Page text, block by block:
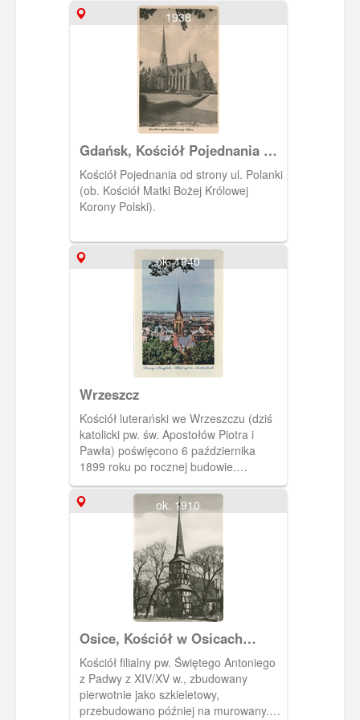
budynek gospody L. Lubatza. W części
dolnej, neobarokowy kościół w trakcie
budowy. Zaprojektował go architekt
Franz Kunst. Poświęcony został 3
sierpnia 1913 roku. Świątynia pod
wezwaniem Najświętszego Serca Pana
Jezusa jest siedzibą parafii. Na ostatnim
zdjęciu widzimy dom towarowy Johanna
Szczygelskiego.
1938
Gdańsk, Kościół Pojednania w
Oliwie
Kościół Pojednania od strony ul. Polanki
(ob. Kościół Matki Bożej Królowej
Korony Polski).
ok. 1940
Wrzeszcz
Kościół luterański we Wrzeszczu (dziś
katolicki pw. św. Apostołów Piotra i
Pawła) poświęcono 6 października
1899 roku po rocznej budowie.
Wybudowany został przy skrzyżowaniu
Am Johannisberg (dziś ul.Sobótki) i
Johannisthal (dziś ul. Jana Matejki).
Budynek w stylu neogotyckim
zaprojektował Gotthilf Ludwig Mockel.
Widok z okolicznych wzgórz.
ok. 1910
Osice, Kościół w Osicach
(Wossitz)
Kościół filialny pw. Świętego Antoniego
z Padwy z XIV/XV w., zbudowany
pierwotnie jako szkieletowy,
przebudowano później na murowany.